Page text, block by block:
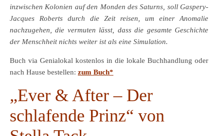
inzwischen Kolonien auf den Monden des Saturns, soll Gaspery-
Jacques Roberts durch die Zeit reisen, um einer Anomalie
nachzugehen, die vermuten lässt, dass die gesamte Geschichte
der Menschheit nichts weiter ist als eine Simulation.
Buch via Genialokal kostenlos in die lokale Buchhandlung oder
nach Hause bestellen: zum Buch*
„Ever & After – Der
schlafende Prinz“ von